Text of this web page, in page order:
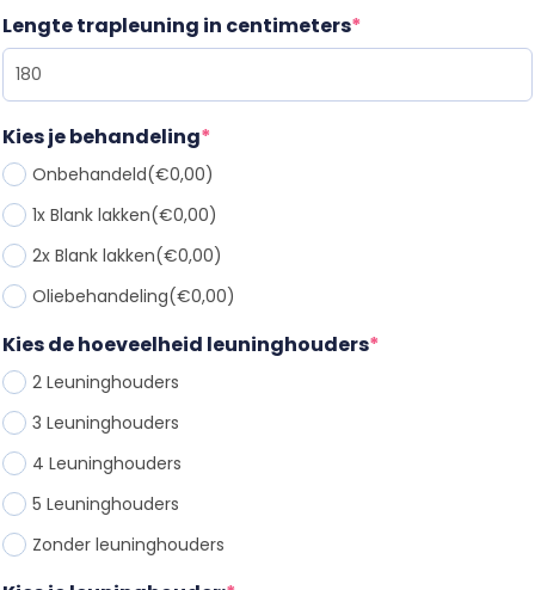
Lengte trapleuning in centimeters*
Kies je behandeling*
Onbehandeld(€0,00)
1x Blank lakken(€0,00)
2x Blank lakken(€0,00)
Oliebehandeling(€0,00)
Kies de hoeveelheid leuninghouders*
2 Leuninghouders
3 Leuninghouders
4 Leuninghouders
5 Leuninghouders
Zonder leuninghouders